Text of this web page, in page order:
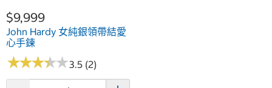
$9,999
John Hardy 女純銀領帶結愛
心手鍊
★★★★★
★★★★★3.5 (2)